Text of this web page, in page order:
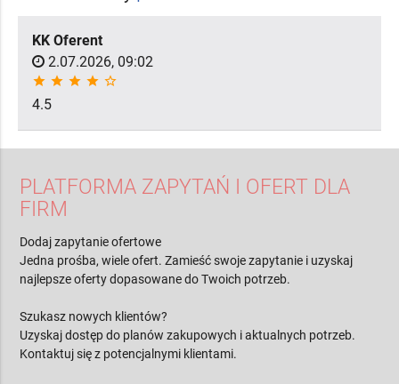
KK Oferent
2.07.2026, 09:02
star star star star star_border
4.5
PLATFORMA ZAPYTAŃ I OFERT DLA
FIRM
Dodaj zapytanie ofertowe
Jedna prośba, wiele ofert. Zamieść swoje zapytanie i uzyskaj
najlepsze oferty dopasowane do Twoich potrzeb.
Szukasz nowych klientów?
Uzyskaj dostęp do planów zakupowych i aktualnych potrzeb.
Kontaktuj się z potencjalnymi klientami.